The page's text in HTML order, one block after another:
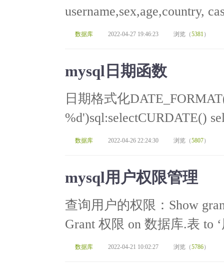
username,sex,age,country,
数据库 2022-04-27 19:46:23 浏览（5381）
mysql日期函数
日期格式化
%d')sql:selectCURDATE()
数据库 2022-04-26 22:24:30 浏览（5807）
mysql用户权限管理
查询用户的权限：Show
Grant 权限 on 数据库.表 to
数据库 2022-04-21 10:02:27 浏览（5786）